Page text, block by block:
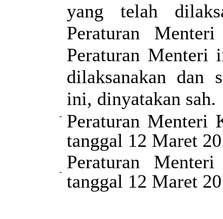
yang telah
Peraturan
Peraturan Menteri
dilaksanakan dan
ini, dinyatakan sah.
-
Peraturan Menteri
tanggal 12 Maret
-
Peraturan
tanggal 12 Maret